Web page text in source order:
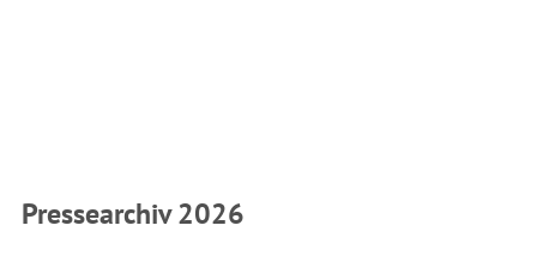
Pressearchiv 2026